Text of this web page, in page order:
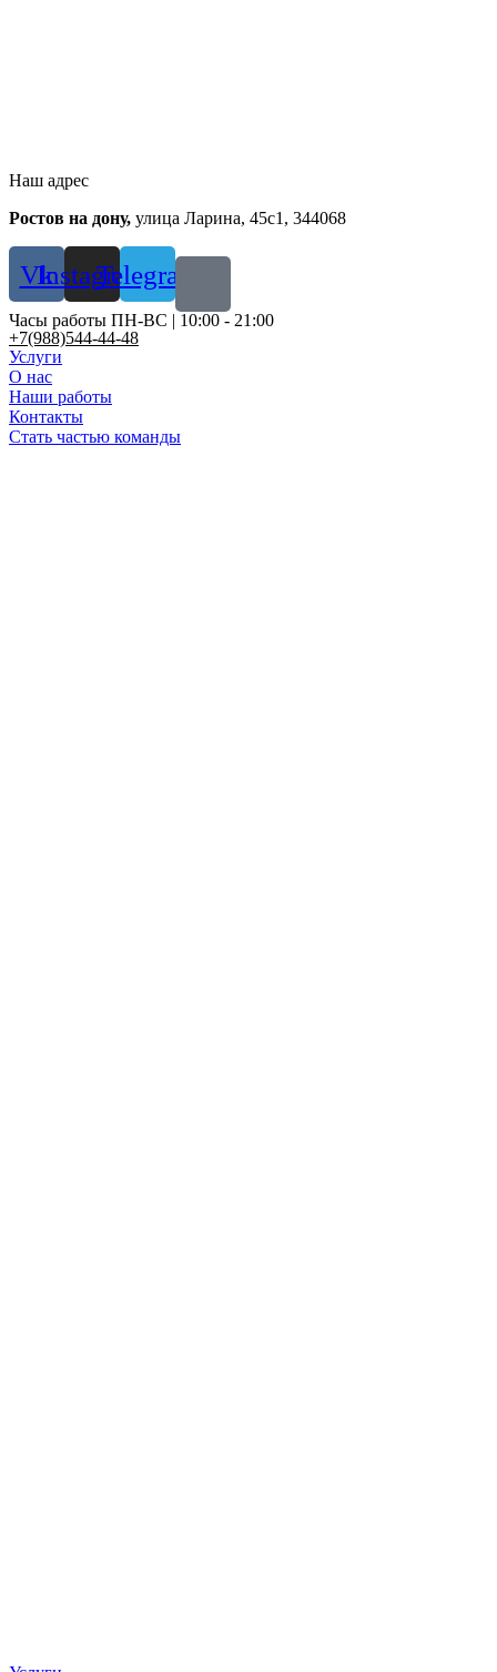
Наш адрес
Ростов на дону, улица Ларина, 45с1, 344068
VkInstagram
Telegram
Часы работы ПН-ВС | 10:00 - 21:00
+7(988)544-44-48
Услуги
О нас
Наши работы
Контакты
Стать частью команды